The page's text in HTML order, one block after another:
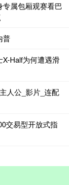
属包厢观赛看巴
普
Half为何遭遇滑
人公_影片_连配
交易型开放式指